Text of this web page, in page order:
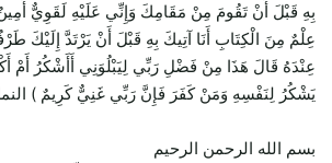
بِهِ قَبْلَ أَنْ تَقُومَ مِنْ مَقَامِكَ وَإِنِّي عَلَيْهِ لَقَوِيٌّ
عِلْمٌ مِنَ الْكِتَابِ أَنَا آتِيكَ بِهِ قَبْلَ أَنْ يَرْتَدَّ إِلَيْكَ
عِنْدَهُ قَالَ هَذَا مِنْ فَضْلِ رَبِّي لِيَبْلُوَنِي أَأَشْكُرُ أَمْ
يَشْكُرُ لِنَفْسِهِ وَمَنْ كَفَرَ فَإِنَّ رَبِّي غَنِيٌّ كَرِيمٌ ) النمل/38-
بسم الله الرحمن الرحيم